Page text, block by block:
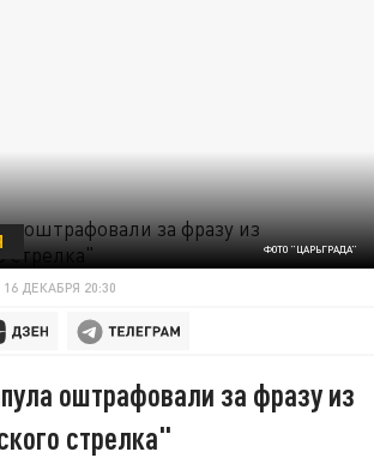
ФОТО "ЦАРЬГРАДА"
16 ДЕКАБРЯ 20:30
оштрафовали за фразу из
стрелка"